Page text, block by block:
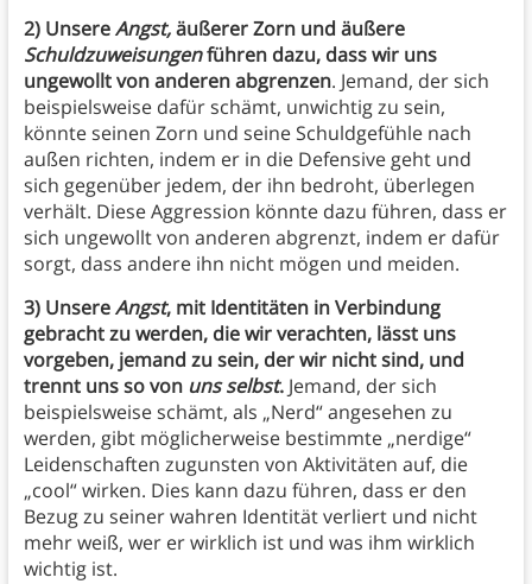
2) UnsereAngst,äußerer Zorn und äußere
Schuldzuweisungenführen dazu, dass wir uns
ungewollt von anderen abgrenzen. Jemand, der sich
beispielsweise dafür schämt, unwichtig zu sein,
könnte seinen Zorn und seine Schuldgefühle nach
außen richten, indem er in die Defensive geht und
sich gegenüber jedem, der ihn bedroht, überlegen
verhält. Diese Aggression könnte dazu führen, dass er
sich ungewollt von anderen abgrenzt, indem er dafür
sorgt, dass andere ihn nicht mögen und meiden.
3) UnsereAngst, mit Identitäten in Verbindung
gebracht zu werden, die wir verachten, lässt uns
vorgeben, jemand zu sein, der wir nicht sind, und
trennt uns so von uns selbst.Jemand, der sich
beispielsweise schämt, als „Nerd“ angesehen zu
werden, gibt möglicherweise bestimmte „nerdige“
Leidenschaften zugunsten von Aktivitäten auf, die
„cool“ wirken. Dies kann dazu führen, dass er den
Bezug zu seiner wahren Identität verliert und nicht
mehr weiß, wer er wirklich ist und was ihm wirklich
wichtig ist.